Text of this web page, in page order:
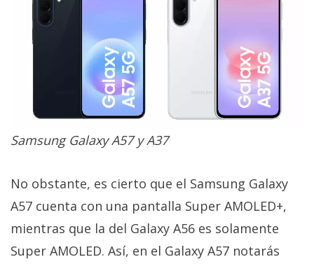
Samsung Galaxy A57 y A37
No obstante, es cierto que el Samsung Galaxy
A57 cuenta con una pantalla Super AMOLED+,
mientras que la del Galaxy A56 es solamente
Super AMOLED. Así, en el Galaxy A57 notarás